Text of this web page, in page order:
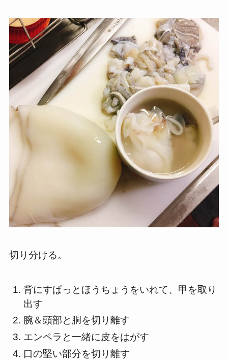
切り分ける。
背にすぱっとほうちょうをいれて、甲を取り
出す
腕＆頭部と胴を切り離す
エンペラと一緒に皮をはがす
口の堅い部分を切り離す